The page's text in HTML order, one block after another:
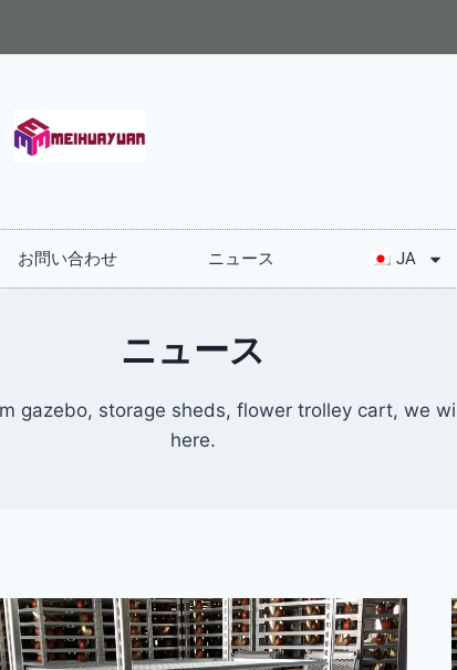
お問い合わせ ニュース JA
ニュース
gazebo, storage sheds, flower trolley cart, we
here.